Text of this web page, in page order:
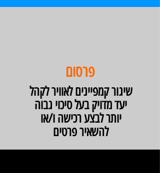
פרסום
שיגור קמפיינים לאוויר לקהל
יעד מדויק בעל סיכוי גבוה
יותר לבצע רכישה ו/או
להשאיר פרטים